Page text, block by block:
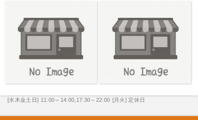
[水木金土日] 11:00～14:00,17:30～22:00 [月火] 定休日